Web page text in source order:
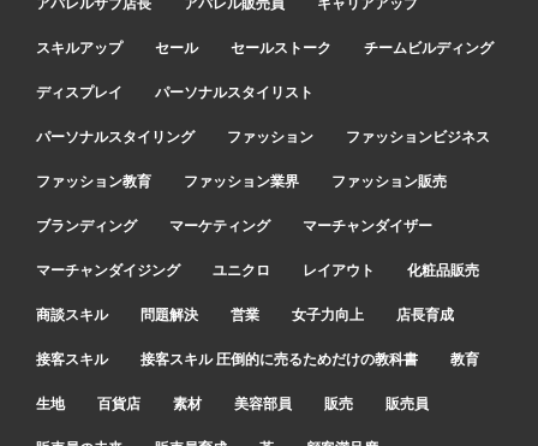
アパレルサブ店長 アパレル販売員 キャリアアップ
スキルアップ セール セールストーク チームビルディング
ディスプレイ パーソナルスタイリスト
パーソナルスタイリング ファッション ファッションビジネス
ファッション教育 ファッション業界 ファッション販売
ブランディング マーケティング マーチャンダイザー
マーチャンダイジング ユニクロ レイアウト 化粧品販売
商談スキル 問題解決 営業 女子力向上 店長育成
接客スキル 接客スキル 圧倒的に売るためだけの教科書 教育
生地 百貨店 素材 美容部員 販売 販売員